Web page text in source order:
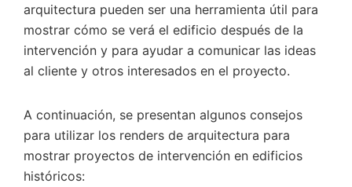
arquitectura pueden ser una herramienta útil para
mostrar cómo se verá el edificio después de la
intervención y para ayudar a comunicar las ideas
al cliente y otros interesados en el proyecto.
A continuación, se presentan algunos consejos
para utilizar los renders de arquitectura para
mostrar proyectos de intervención en edificios
históricos: